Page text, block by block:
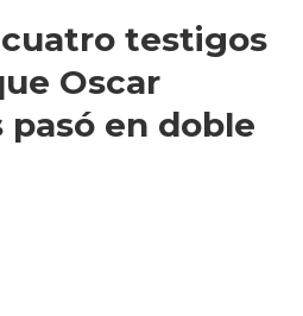
testigos
Oscar
pasó en doble